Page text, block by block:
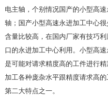
电主轴，个别情况国产的小型高
轴；国产小型高速永进加工中心
含量比较高，在国内厂家有技巧
口的永进加工中心利用。小型高
是可能对请求精度高的工件进行
加工各种庞杂水平跟精度请求高
第二大特点之一。